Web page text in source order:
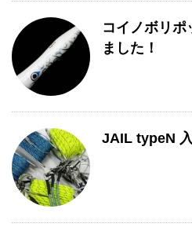
コイノボリポ
ました！
JAIL typeN